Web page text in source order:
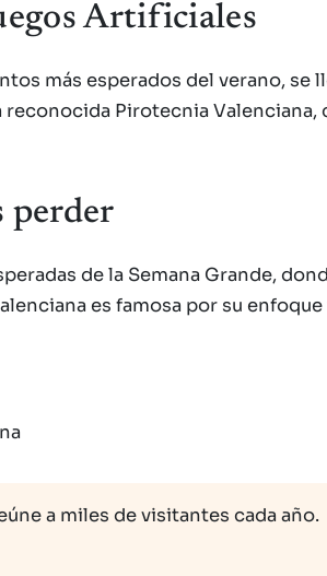
Artificiales
más esperados del verano,
Pirotecnia
perder
de la Semana Grande,
es famosa por su
a miles de visitantes cada año.